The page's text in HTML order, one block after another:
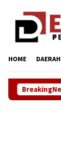
HOME DAERAH
KADIN